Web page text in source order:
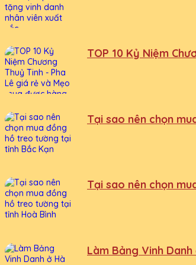
TOP 10 Kỷ Niệm
Tại sao nên chọn
Tại sao nên chọn
Làm Bảng Vinh